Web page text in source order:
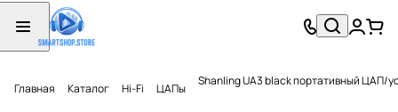
Главная Каталог Hi-Fi ЦАПы Shanling UA3 black портативный ЦАП/